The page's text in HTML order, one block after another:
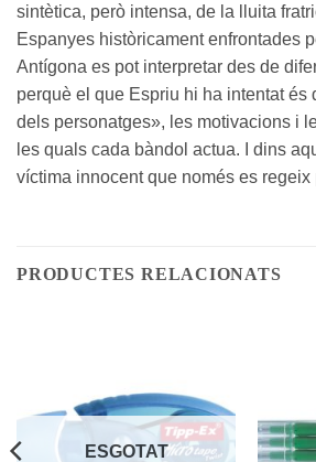
sintètica, però intensa, de la lluita
Espanyes històricament enfrontades
Antígona es pot interpretar des de
perquè el que Espriu hi ha intentat és
dels personatges», les motivacions i
les quals cada bàndol actua. I dins
víctima innocent que només es regeix
PRODUCTES RELACIONATS
ESGOTAT